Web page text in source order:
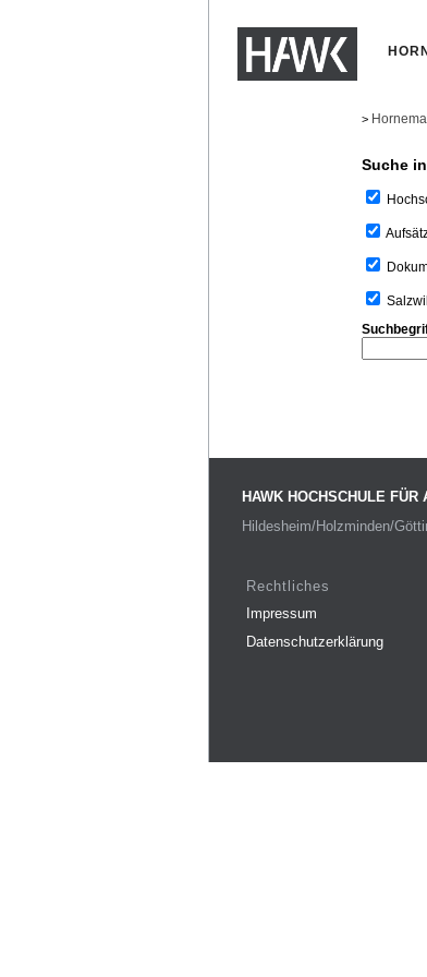
>
Suche
HAWK HOCHSCHULE FÜR
Hildesheim/Holzminden/
Rechtliches
Impressum
Datenschutzerklärung